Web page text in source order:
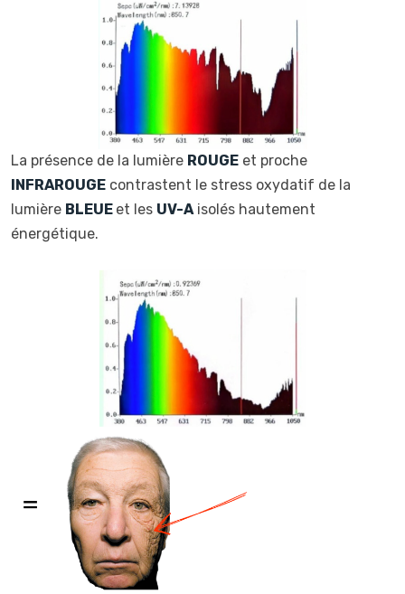
La présence de la lumière ROUGE et proche
INFRAROUGE contrastent le stress oxydatif de la
lumière BLEUE et les UV-Aisolés hautement
énergétique.